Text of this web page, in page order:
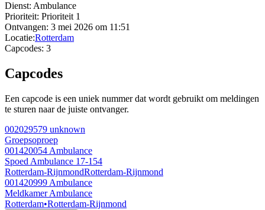
Dienst: Ambulance
Prioriteit: Prioriteit 1
Ontvangen: 3 mei 2026 om 11:51
Locatie:Rotterdam
Capcodes: 3
Capcodes
Een capcode is een uniek nummer dat wordt gebruikt om meldingen
te sturen naar de juiste ontvanger.
002029579 unknown
Groepsoproep
001420054 Ambulance
Spoed Ambulance 17-154
Rotterdam-RijnmondRotterdam-Rijnmond
001420999 Ambulance
Meldkamer Ambulance
Rotterdam•Rotterdam-Rijnmond